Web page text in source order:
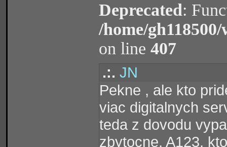
Deprecated:
/home/
on line 407
.:. JN
Pekne , ale kto
viac digitalnych
teda z dovodu
zbytocne, A123,